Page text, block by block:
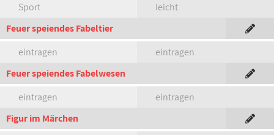
Sport
leicht
Feuer speiendes Fabeltier
eintragen
eintragen
Feuer speiendes Fabelwesen
eintragen
eintragen
Figur im Märchen